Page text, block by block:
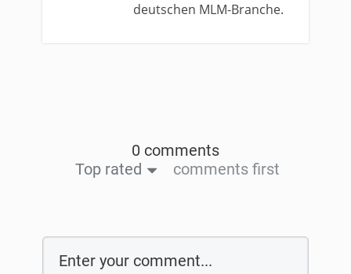
deutschen MLM-Branche.
0 comments
Top rated
comments first